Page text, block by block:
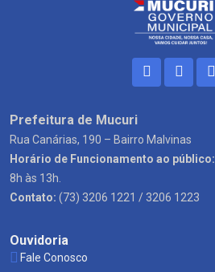
Prefeitura de Mucuri
Rua Canárias, 190 – Bairro Malvinas
Horário de Funcionamento ao público:
8h às 13h.
Contato: (73) 3206 1221 / 3206 1223
Ouvidoria
Fale Conosco